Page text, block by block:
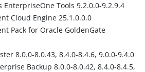
EnterpriseOne Tools 9.2.0.0-9.2.9.4
Cloud Engine 25.1.0.0.0
Pack for Oracle GoldenGate
8.0.0-8.0.43, 8.4.0-8.4.6, 9.0.0-9.4.0
Backup 8.0.0-8.0.42, 8.4.0-8.4.5,